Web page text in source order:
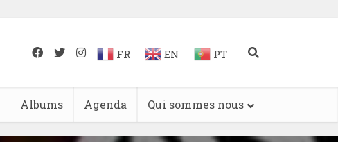
FR EN PT
Albums Agenda Qui sommes nous